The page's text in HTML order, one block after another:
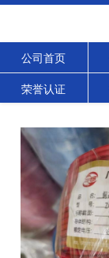
公司首页
荣誉认证